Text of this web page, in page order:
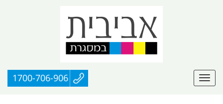
1700-706-906